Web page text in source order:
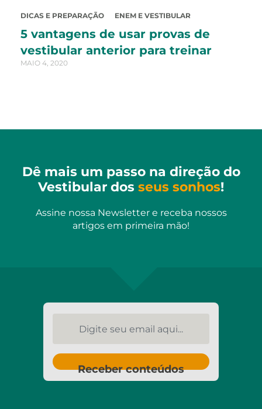
DICAS E PREPARAÇÃO ENEM E VESTIBULAR
5 vantagens de usar provas de
vestibular anterior para treinar
MAIO 4, 2020
Dê mais um passo na direção do
Vestibular dos seus sonhos!
Assine nossa Newsletter e receba nossos
artigos em primeira mão!
Receber conteúdos